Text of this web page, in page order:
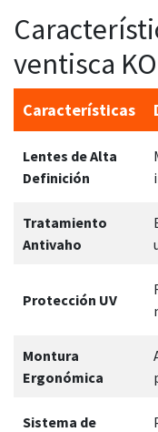
ventisca
Características
Lentes de Alta
Definición
Tratamiento
Antivaho
Protección UV
Montura
Ergonómica
Sistema de